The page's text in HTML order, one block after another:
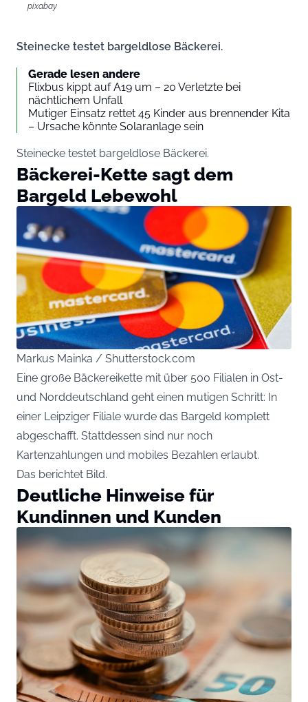
pixabay
Steinecke testet bargeldlose Bäckerei.
Gerade lesen andere
Flixbus kippt auf A19 um – 20 Verletzte bei
nächtlichem Unfall
Mutiger Einsatz rettet 45 Kinder aus brennender Kita
– Ursache könnte Solaranlage sein
Steinecke testet bargeldlose Bäckerei.
Bäckerei-Kette sagt dem
Bargeld Lebewohl
Markus Mainka / Shutterstock.com
Eine große Bäckereikette mit über 500 Filialen in Ost-
und Norddeutschland geht einen mutigen Schritt: In
einer Leipziger Filiale wurde das Bargeld komplett
abgeschafft. Stattdessen sind nur noch
Kartenzahlungen und mobiles Bezahlen erlaubt.
Das berichtet Bild.
Deutliche Hinweise für
Kundinnen und Kunden